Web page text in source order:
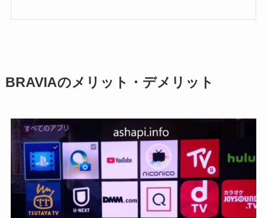
BRAVIAのメリット・デメリット